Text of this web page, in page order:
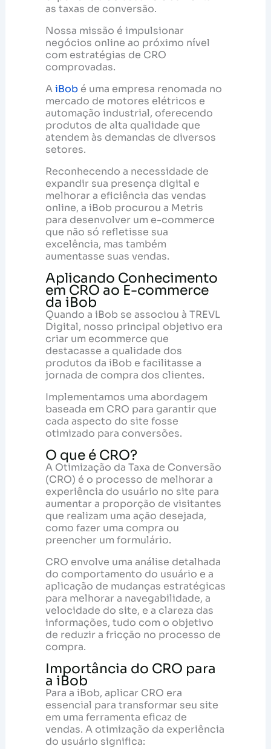
as taxas de conversão.
Nossa missão é impulsionar
negócios online ao próximo nível
com estratégias de CRO
comprovadas.
AiBobé uma empresa renomada no
mercado de motores elétricos e
automação industrial, oferecendo
produtos de alta qualidade que
atendem às demandas de diversos
setores.
Reconhecendo a necessidade de
expandir sua presença digital e
melhorar a eficiência das vendas
online, a iBob procurou a Metris
para desenvolver um e-commerce
que não só refletisse sua
excelência, mas também
aumentasse suas vendas.
Aplicando Conhecimento
em CRO ao E-commerce
da iBob
Quando a iBob se associou à TREVL
Digital, nosso principal objetivo era
criar um ecommerce que
destacasse a qualidade dos
produtos da iBob e facilitasse a
jornada de compra dos clientes.
Implementamos uma abordagem
baseada em CRO para garantir que
cada aspecto do site fosse
otimizado para conversões.
O que é CRO?
A Otimização da Taxa de Conversão
(CRO) é o processo de melhorar a
experiência do usuário no site para
aumentar a proporção de visitantes
que realizam uma ação desejada,
como fazer uma compra ou
preencher um formulário.
CRO envolve uma análise detalhada
do comportamento do usuário e a
aplicação de mudanças estratégicas
para melhorar a navegabilidade, a
velocidade do site, e a clareza das
informações, tudo com o objetivo
de reduzir a fricção no processo de
compra.
Importância do CRO para
a iBob
Para a iBob, aplicar CRO era
essencial para transformar seu site
em uma ferramenta eficaz de
vendas. A otimização da experiência
do usuário significa: